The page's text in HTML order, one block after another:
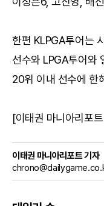
한편 KLPGA투어는
선수와 LPGA투어와
20위 이내 선수에 한
[이태권 마니아리포
이태권 마니아리포트 기자